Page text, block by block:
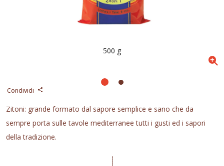
Condividi
Zitoni: grande formato dal sapore semplice e sano che da
sempre porta sulle tavole mediterranee tutti i gusti ed i sapori
della tradizione.
500 g